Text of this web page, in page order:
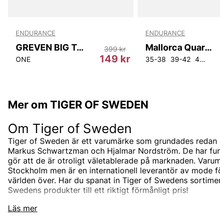
W25L34 W27L34 W28L34 W29L34
ENDURANCE
GREVEN BIG TOILET BAG
ONE 149 kr
399 kr
ENDURANCE
Mallorca Quarter Socks 8-Pack
35-38 39-42 43-46
Mer om TIGER OF SWEDEN
Läs mer
Om Tiger of Sweden
Tiger of Sweden är ett varumärke som grundades redan
Markus Schwartzman och Hjalmar Nordström. De har
gör att de är otroligt väletablerade på marknaden.
Stockholm men är en internationell leverantör av mode
världen över. Har du spanat in Tiger of Swedens
Swedens produkter till ett riktigt förmånligt pris!
Tiger of Swedens sortiment